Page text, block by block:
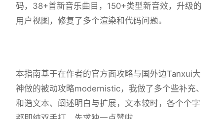
码，38+首新音乐曲目，150+类型新音效，升级的
用户视图，修复了多个渲染和代码问题。
本指南基于在作者的官方面攻略与国外边Tanxui大
神做的被动攻略modernistic，我做了多个些补充、
和谐文本、阐述明白与扩展，文本较时，各个个字